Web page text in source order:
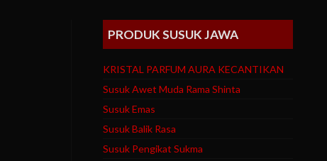
PRODUK SUSUK JAWA
KRISTAL PARFUM AURA KECANTIKAN
Susuk Awet Muda Rama Shinta
Susuk Emas
Susuk Balik Rasa
Susuk Pengikat Sukma